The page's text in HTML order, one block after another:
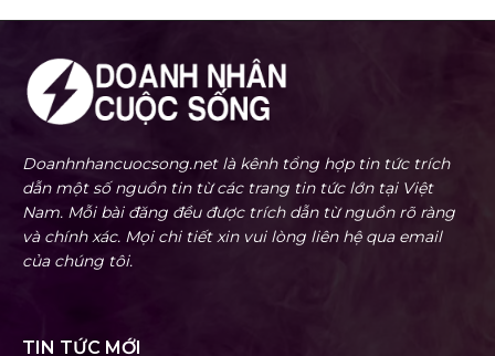
Doanhnhancuocsong.net là kênh tổng hợp tin tức trích
dẫn một số nguồn tin từ các trang tin tức lớn tại Việt
Nam. Mỗi bài đăng đều được trích dẫn từ nguồn rõ ràng
và chính xác. Mọi chi tiết xin vui lòng liên hệ qua email
của chúng tôi.
TIN TỨC MỚI